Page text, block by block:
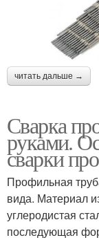
читать дальше →
Сварка
руками.
сварки
Профильная
вида. Материал
углеродистая
последующая